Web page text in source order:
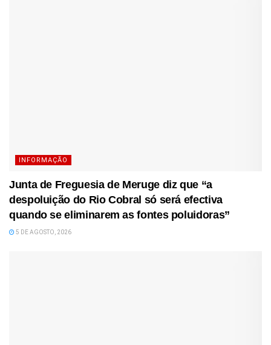
INFORMAÇÃO
Junta de Freguesia de Meruge diz que “a
despoluição do Rio Cobral só será efectiva
quando se eliminarem as fontes poluidoras”
5 DE AGOSTO, 2026